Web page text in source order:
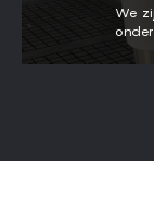
We